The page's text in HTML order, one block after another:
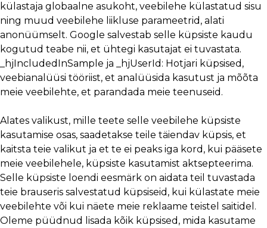
külastaja globaalne asukoht, veebilehe külastatud sisu
ning muud veebilehe liikluse parameetrid, alati
anonüümselt. Google salvestab selle küpsiste kaudu
kogutud teabe nii, et ühtegi kasutajat ei tuvastata.
_hjIncludedInSample ja _hjUserId: Hotjari küpsised,
veebianalüüsi tööriist, et analüüsida kasutust ja mõõta
meie veebilehte, et parandada meie teenuseid.
Alates valikust, mille teete selle veebilehe küpsiste
kasutamise osas, saadetakse teile täiendav küpsis, et
kaitsta teie valikut ja et te ei peaks iga kord, kui pääsete
meie veebilehele, küpsiste kasutamist aktsepteerima.
Selle küpsiste loendi eesmärk on aidata teil tuvastada
teie brauseris salvestatud küpsiseid, kui külastate meie
veebilehte või kui näete meie reklaame teistel saitidel.
Oleme püüdnud lisada kõik küpsised, mida kasutame